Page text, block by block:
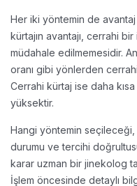
Her iki yöntemin de
kürtajın avantajı, cerrahi
müdahale edilmemesidir.
oranı gibi yönlerden
Cerrahi kürtaj ise daha kısa
yüksektir.
Hangi yöntemin seçileceği,
durumu ve tercihi
karar uzman bir jinekolog
İşlem öncesinde detaylı